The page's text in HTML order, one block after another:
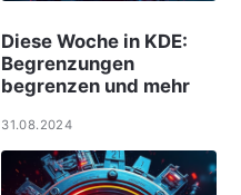
Diese Woche in KDE:
Begrenzungen
begrenzen und mehr
31.08.2024